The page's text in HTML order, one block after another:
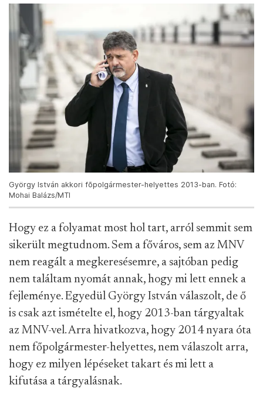
György István akkori fõpolgármester-helyettes 2013-ban. Fotó:
Mohai Balázs/MTI
Hogy ez a folyamat most hol tart, arról semmit sem
sikerült megtudnom. Sem a főváros, sem az MNV
nem reagált a megkeresésemre, a sajtóban pedig
nem találtam nyomát annak, hogy mi lett ennek a
fejleménye. Egyedül György István válaszolt, de ő
is csak azt ismételte el, hogy 2013-ban tárgyaltak
az MNV-vel. Arra hivatkozva, hogy 2014 nyara óta
nem főpolgármester-helyettes, nem válaszolt arra,
hogy ez milyen lépéseket takart és mi lett a
kifutása a tárgyalásnak.